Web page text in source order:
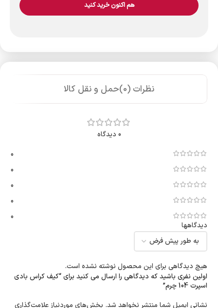
هم اکنون خرید کنید
نظرات (0) حمل و نقل کالا
0 دیدگاه
0
0
0
0
0
دیدگاهها
هیچ دیدگاهی برای این محصول نوشته نشده است.
اولین نفری باشید که دیدگاهی را ارسال می کنید برای “کیف کراس بادی
اسپرت 104 چرم”
نشانی ایمیل شما منتشر نخواهد شد. بخش‌های موردنیاز علامت‌گذاری